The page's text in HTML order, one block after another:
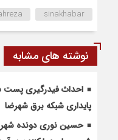
sinakhabar
نوشته های مشابه
احداث فیدرگیری پست
پایداری شبکه برق شهرضا
حسین نوری دونده